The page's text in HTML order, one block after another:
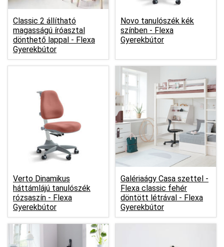
Classic 2 állítható
magasságú íróasztal
dönthető lappal - Flexa
Gyerekbútor
Novo tanulószék kék
színben - Flexa
Gyerekbútor
Verto Dinamikus
háttámlájú tanulószék
rózsaszín - Flexa
Gyerekbútor
Galériaágy Casa szettel -
Flexa classic fehér
döntött létrával - Flexa
Gyerekbútor